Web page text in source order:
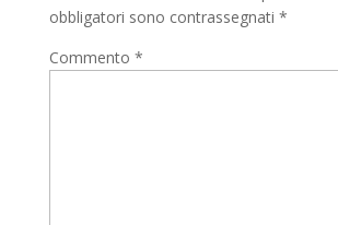
obbligatori sono contrassegnati *
Commento *